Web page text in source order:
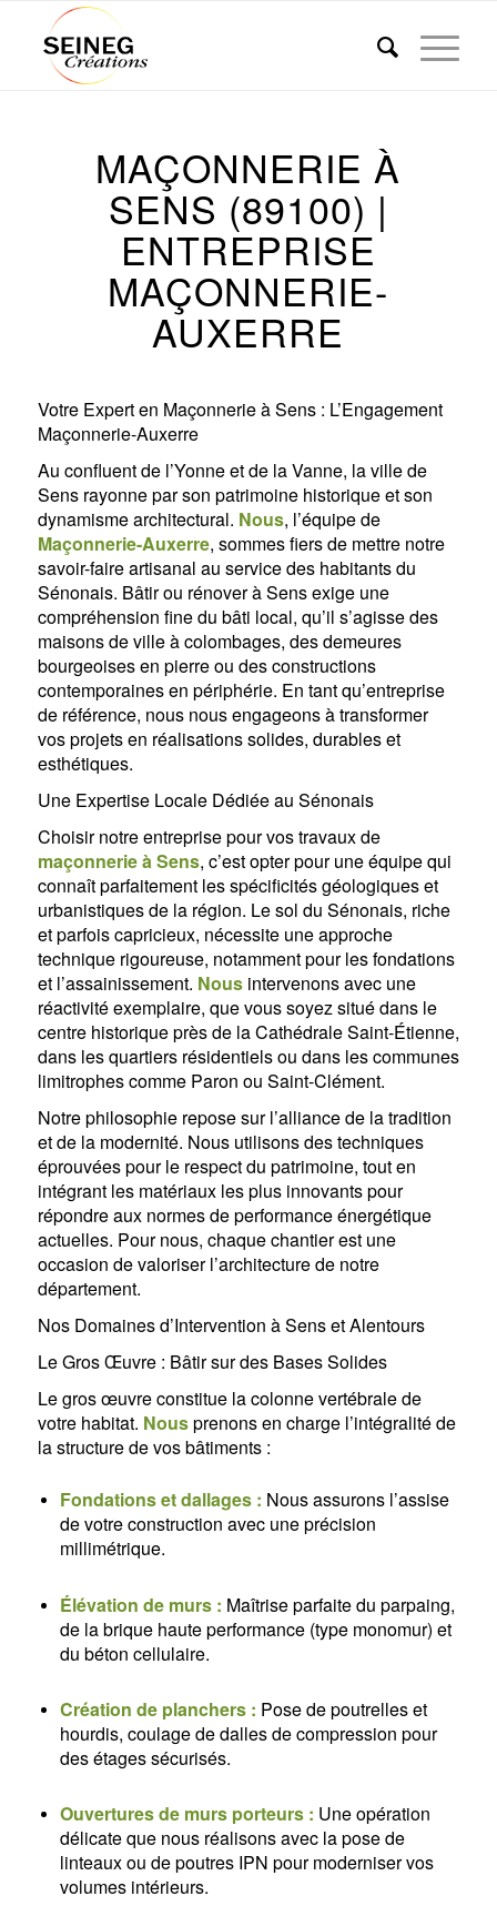
MAÇONNERIE À
SENS (89100) |
ENTREPRISE
MAÇONNERIE-
AUXERRE
Votre Expert en Maçonnerie à Sens : L’Engagement
Maçonnerie-Auxerre
Au confluent de l’Yonne et de la Vanne, la ville de
Sens rayonne par son patrimoine historique et son
dynamisme architectural. Nous, l’équipe de
Maçonnerie-Auxerre, sommes fiers de mettre notre
savoir-faire artisanal au service des habitants du
Sénonais. Bâtir ou rénover à Sens exige une
compréhension fine du bâti local, qu’il s’agisse des
maisons de ville à colombages, des demeures
bourgeoises en pierre ou des constructions
contemporaines en périphérie. En tant qu’entreprise
de référence, nous nous engageons à transformer
vos projets en réalisations solides, durables et
esthétiques.
Une Expertise Locale Dédiée au Sénonais
Choisir notre entreprise pour vos travaux de
maçonnerie à Sens, c’est opter pour une équipe qui
connaît parfaitement les spécificités géologiques et
urbanistiques de la région. Le sol du Sénonais, riche
et parfois capricieux, nécessite une approche
technique rigoureuse, notamment pour les fondations
et l’assainissement. Nousintervenons avec une
réactivité exemplaire, que vous soyez situé dans le
centre historique près de la Cathédrale Saint-Étienne,
dans les quartiers résidentiels ou dans les communes
limitrophes comme Paron ou Saint-Clément.
Notre philosophie repose sur l’alliance de la tradition
et de la modernité. Nous utilisons des techniques
éprouvées pour le respect du patrimoine, tout en
intégrant les matériaux les plus innovants pour
répondre aux normes de performance énergétique
actuelles. Pour nous, chaque chantier est une
occasion de valoriser l’architecture de notre
département.
Nos Domaines d’Intervention à Sens et Alentours
Le Gros Œuvre : Bâtir sur des Bases Solides
Le gros œuvre constitue la colonne vertébrale de
votre habitat. Nousprenons en charge l’intégralité de
la structure de vos bâtiments :
Fondations et dallages : Nous assurons l’assise
de votre construction avec une précision
millimétrique.
Élévation de murs : Maîtrise parfaite du parpaing,
de la brique haute performance (type monomur) et
du béton cellulaire.
Création de planchers : Pose de poutrelles et
hourdis, coulage de dalles de compression pour
des étages sécurisés.
Ouvertures de murs porteurs : Une opération
délicate que nous réalisons avec la pose de
linteaux ou de poutres IPN pour moderniser vos
volumes intérieurs.